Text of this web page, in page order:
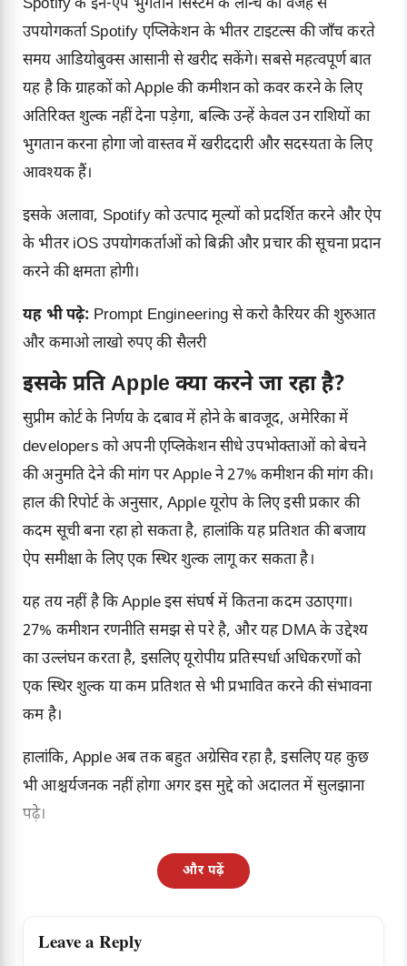
Spotify के इन-ऐप भुगतान सिस्टम के लॉन्च की वजह से
उपयोगकर्ताSpotify एप्लिकेशन के भीतर टाइटल्स की जाँच करते
समय आडियोबुक्स आसानी से खरीद सकेंगे। सबसे महत्वपूर्ण बात
यह है कि ग्राहकों को Apple की कमीशन को कवर करने के लिए
अतिरिक्त शुल्क नहीं देना पड़ेगा, बल्कि उन्हें केवल उन राशियों का
भुगतान करना होगा जो वास्तव में खरीददारी और सदस्यता के लिए
आवश्यक हैं।
इसके अलावा, Spotify को उत्पाद मूल्यों को प्रदर्शित करने और ऐप
के भीतर iOS उपयोगकर्ताओं को बिक्री और प्रचार की सूचना प्रदान
करने की क्षमता होगी।
यह भी पढ़े: Prompt Engineering से करो कैरियर की शुरुआत
और कमाओ लाखो रुपए की सैलरी
इसके प्रति Apple क्या करने जा रहा है?
सुप्रीम कोर्ट के निर्णय के दबाव में होने के बावजूद, अमेरिका में
developers को अपनी एप्लिकेशन सीधे उपभोक्ताओं को बेचने
की अनुमति देने की मांग पर Apple ने 27% कमीशन की मांग की।
हाल की रिपोर्ट के अनुसार, Apple यूरोप के लिए इसी प्रकार की
कदम सूची बना रहा हो सकता है, हालांकि यह प्रतिशत की बजाय
ऐप समीक्षा के लिए एक स्थिर शुल्क लागू कर सकता है।
यह तय नहीं है कि Apple इस संघर्ष में कितना कदम उठाएगा।
27% कमीशन रणनीति समझ से परे है, और यह DMA के उद्देश्य
का उल्लंघन करता है, इसलिए यूरोपीय प्रतिस्पर्धा अधिकरणों को
एक स्थिर शुल्क या कम प्रतिशत से भी प्रभावित करने की संभावना
कम है।
हालांकि, Apple अब तक बहुत अग्रेसिव रहा है, इसलिए यह कुछ
भी आश्चर्यजनक नहीं होगा अगर इस मुद्दे को अदालत में सुलझाना
पढ़े।
और पढ़ें
Leave a Reply